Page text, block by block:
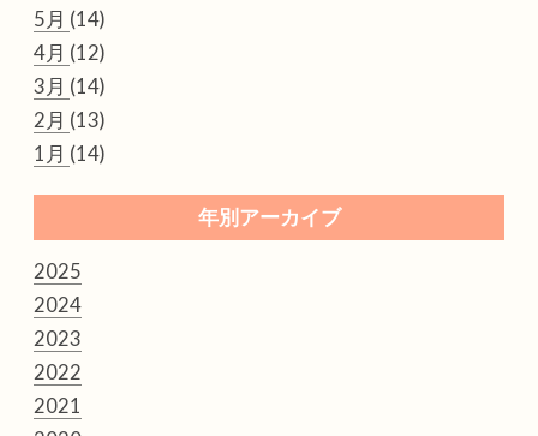
5月 (14)
4月 (12)
3月 (14)
2月 (13)
1月 (14)
年別アーカイブ
2025
2024
2023
2022
2021